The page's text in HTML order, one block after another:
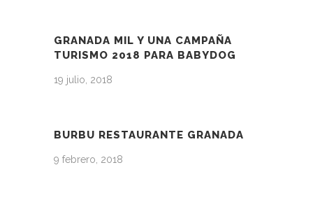
GRANADA MIL Y UNA CAMPAÑA
TURISMO 2018 PARA BABYDOG
19 julio, 2018
BURBU RESTAURANTE GRANADA
9 febrero, 2018